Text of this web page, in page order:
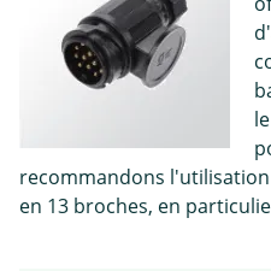
recommandons
en 13 broches, en